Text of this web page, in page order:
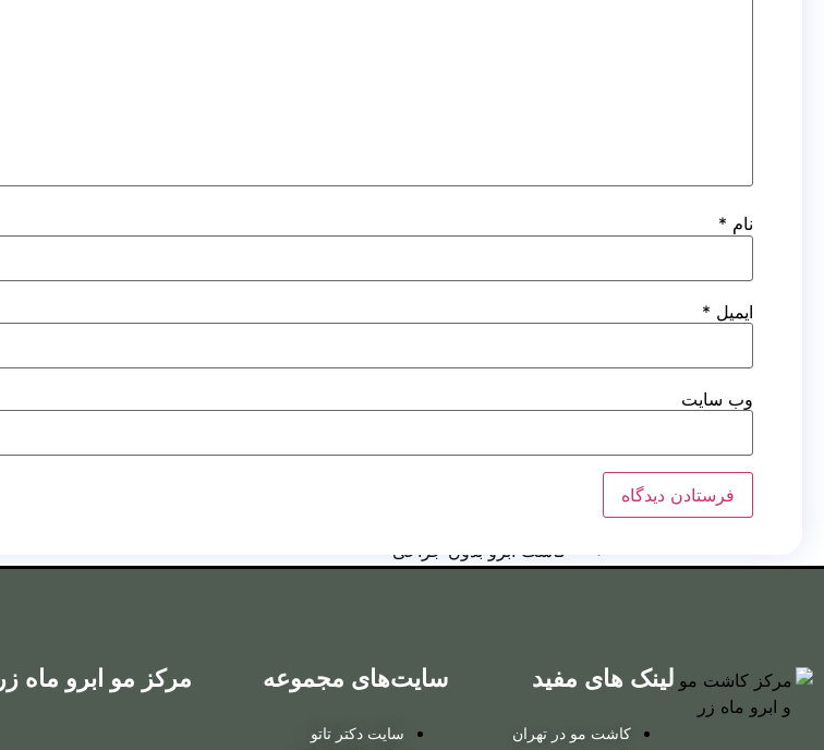
به روش
FUE
RHT
برای زنان
کاشت مو
کاشت ابرو
کاشت ابرو بدون جراحی
کاشت ابرو
به روش FUT
کاشت ابرو
به روش FIT
نام *
ایمیل *
وب‌ سایت
لینک های مفید
کاشت مو در تهران
سایت‌های مجموعه
سایت دکتر تاتو
مرکز مو ابرو ماه زر